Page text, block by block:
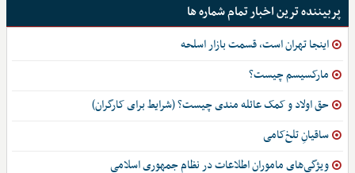
پربیننده ترین اخبار تمام شماره ها
اینجا تهران است، قسمت بازار اسلحه
مارکسیسم چیست؟
حق اولاد و کمک عائله مندی چیست؟ (شرایط برای کارگران)
ساقیانِ تلخ‌کامی
ویژگی‌های ماموران اطلاعات در نظام جمهوری اسلامی